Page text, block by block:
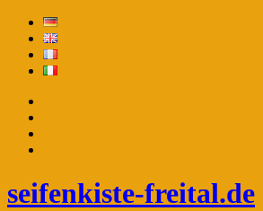
seifenkiste-freital.de